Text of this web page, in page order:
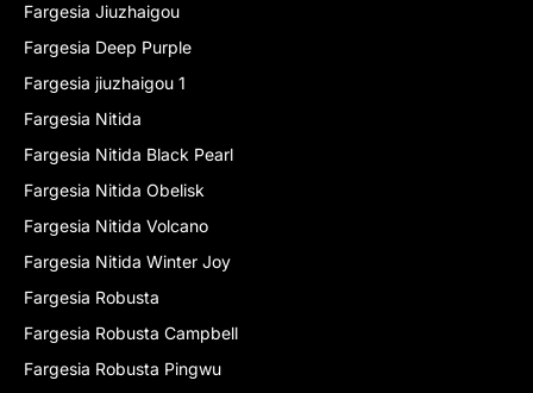
Fargesia Jiuzhaigou
Fargesia Deep Purple
Fargesia jiuzhaigou 1
Fargesia Nitida
Fargesia Nitida Black Pearl
Fargesia Nitida Obelisk
Fargesia Nitida Volcano
Fargesia Nitida Winter Joy
Fargesia Robusta
Fargesia Robusta Campbell
Fargesia Robusta Pingwu